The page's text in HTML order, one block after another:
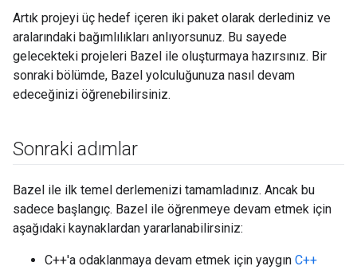
Artık projeyi üç hedef içeren iki paket olarak derlediniz ve
aralarındaki bağımlılıkları anlıyorsunuz. Bu sayede
gelecekteki projeleri Bazel ile oluşturmaya hazırsınız. Bir
sonraki bölümde, Bazel yolculuğunuza nasıl devam
edeceğinizi öğrenebilirsiniz.
Sonraki adımlar
Bazel ile ilk temel derlemenizi tamamladınız. Ancak bu
sadece başlangıç. Bazel ile öğrenmeye devam etmek için
aşağıdaki kaynaklardan yararlanabilirsiniz:
C++'a odaklanmaya devam etmek için yaygın C++